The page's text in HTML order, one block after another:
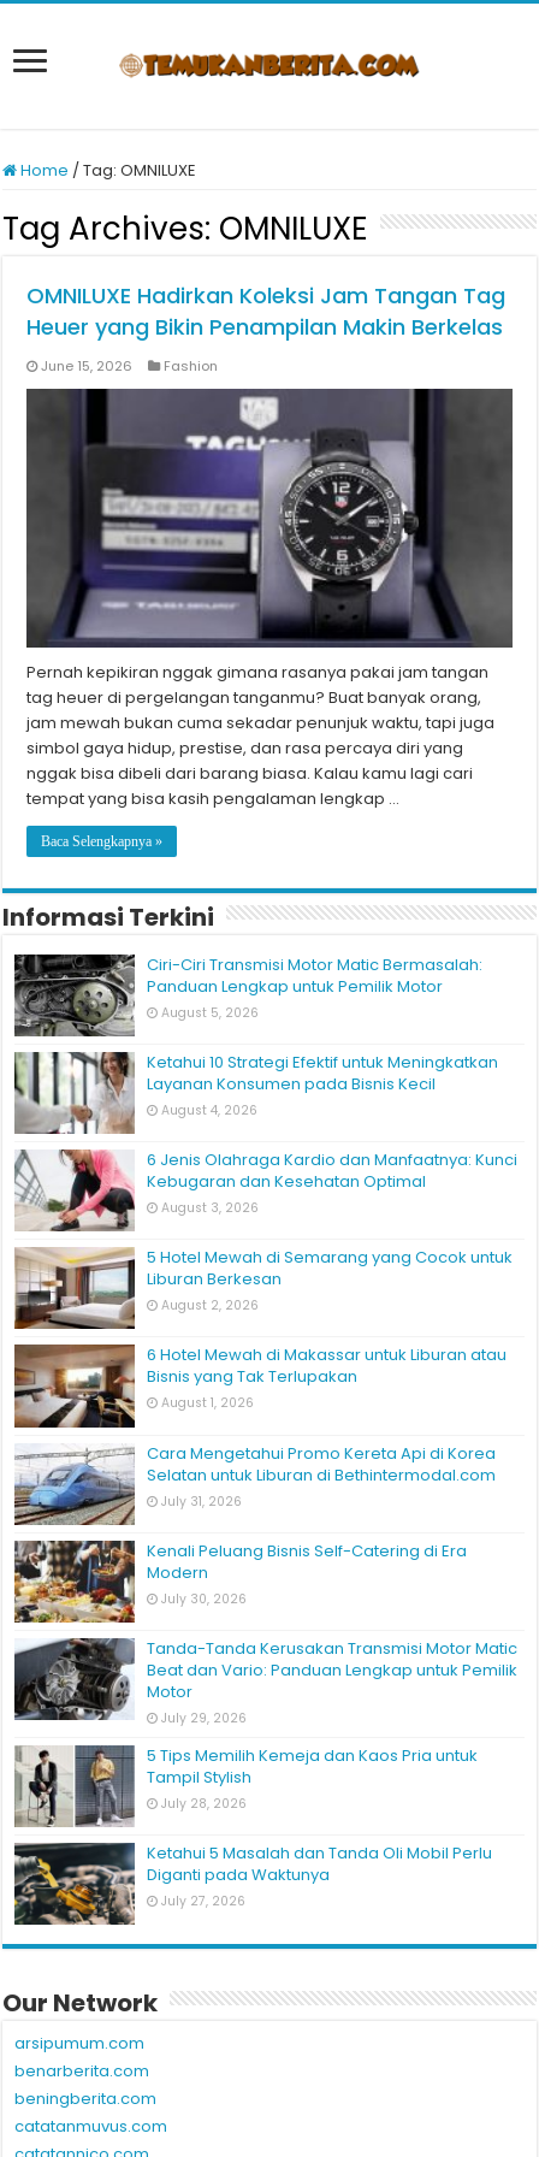
Home /Tag:OMNILUXE
Tag Archives: OMNILUXE
OMNILUXE Hadirkan Koleksi Jam Tangan Tag
Heuer yang Bikin Penampilan Makin Berkelas
June 15, 2026 Fashion
Pernah kepikiran nggak gimana rasanya pakai jam tangan
tag heuer di pergelangan tanganmu? Buat banyak orang,
jam mewah bukan cuma sekadar penunjuk waktu, tapi juga
simbol gaya hidup, prestise, dan rasa percaya diri yang
nggak bisa dibeli dari barang biasa. Kalau kamu lagi cari
tempat yang bisa kasih pengalaman lengkap …
Baca Selengkapnya »
Informasi Terkini
Ciri-Ciri Transmisi Motor Matic Bermasalah:
Panduan Lengkap untuk Pemilik Motor
August 5, 2026
Ketahui 10 Strategi Efektif untuk Meningkatkan
Layanan Konsumen pada Bisnis Kecil
August 4, 2026
6 Jenis Olahraga Kardio dan Manfaatnya: Kunci
Kebugaran dan Kesehatan Optimal
August 3, 2026
5 Hotel Mewah di Semarang yang Cocok untuk
Liburan Berkesan
August 2, 2026
6 Hotel Mewah di Makassar untuk Liburan atau
Bisnis yang Tak Terlupakan
August 1, 2026
Cara Mengetahui Promo Kereta Api di Korea
Selatan untuk Liburan di Bethintermodal.com
July 31, 2026
Kenali Peluang Bisnis Self-Catering di Era
Modern
July 30, 2026
Tanda-Tanda Kerusakan Transmisi Motor Matic
Beat dan Vario: Panduan Lengkap untuk Pemilik
Motor
July 29, 2026
5 Tips Memilih Kemeja dan Kaos Pria untuk
Tampil Stylish
July 28, 2026
Ketahui 5 Masalah dan Tanda Oli Mobil Perlu
Diganti pada Waktunya
July 27, 2026
Our Network
arsipumum.com
benarberita.com
beningberita.com
catatanmuvus.com